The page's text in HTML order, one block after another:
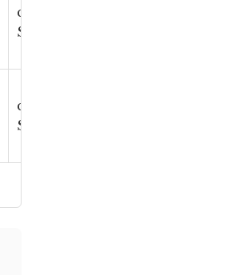
ca. 480
S. / 11 h
ca. 480
S. / 12 h